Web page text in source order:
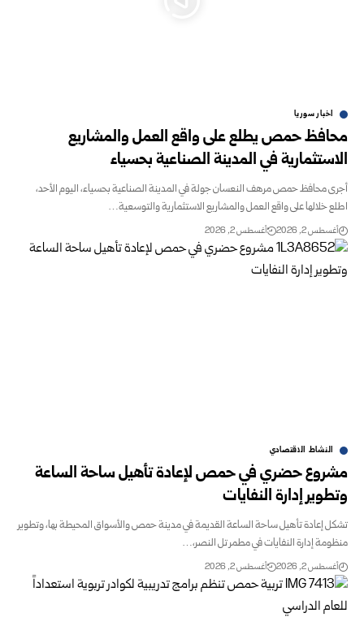
اخبار سوريا
محافظ حمص يطلع على واقع العمل والمشاريع
الاستثمارية في المدينة الصناعية بحسياء
أجرى محافظ حمص مرهف النعسان جولة في المدينة الصناعية بحسياء، اليوم الأحد،
اطلع خلالها على واقع العمل والمشاريع الاستثمارية والتوسعية…
أغسطس 2, 2026 أغسطس 2, 2026
النشاط الاقتصادي
مشروع حضري في حمص لإعادة تأهيل ساحة الساعة
وتطوير إدارة النفايات
تشكل إعادة تأهيل ساحة الساعة القديمة في مدينة حمص والأسواق المحيطة بها، وتطوير
منظومة إدارة النفايات في مطمر تل النصر،…
أغسطس 2, 2026 أغسطس 2, 2026